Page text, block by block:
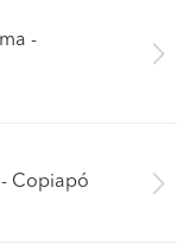
-
Copiapó